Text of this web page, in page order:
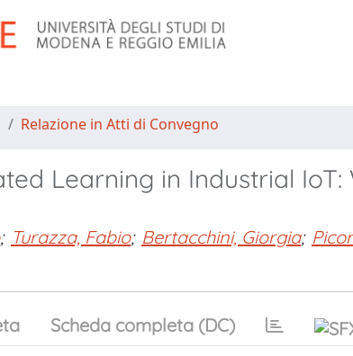
Relazione in Atti di Convegno
Learning in Industrial
; Turazza, Fabio; Bertacchini, Giorgia;
Scheda completa (DC)